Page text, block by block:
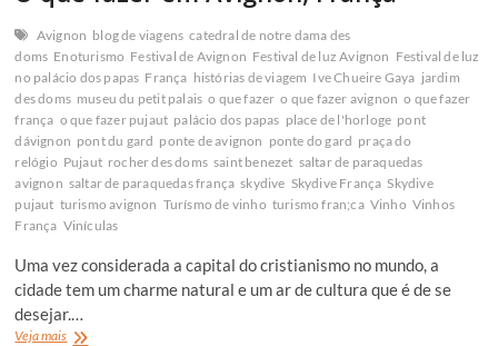
Avignon blog de viagens catedral de notre dama des
doms Enoturismo Festival de Avignon Festival de luz Avignon Festival de luz
no palácio dos papas França histórias de viagem Ive Chueire Gaya jardim
des doms museu du petit palais o que fazer o que fazer avignon o que fazer
frança o que fazer pujaut palácio dos papas place de l'horloge pont
dávignon pont du gard ponte de avignon ponte do gard praça do
relógio Pujaut rocher des doms saint benezet saltar de paraquedas
avignon saltar de paraquedas frança skydive Skydive França Skydive
pujaut turismo avignon Turísmo de vinho turismo fran;ca Vinho Vinhos
França Vinículas
Uma vez considerada a capital do cristianismo no mundo, a
cidade tem um charme natural e um ar de cultura que é de se
desejar.…
Veja maisO